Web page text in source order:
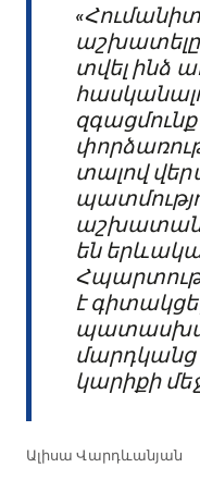
աշխատելը
տվել ինձ
տալով
են
է
կարիքի
Ալիսա Վարդևանյան